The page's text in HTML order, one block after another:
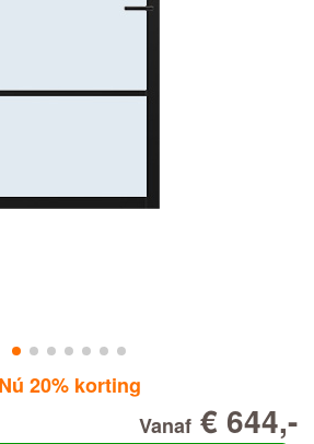
Nú 20% korting
Vanaf € 644,-